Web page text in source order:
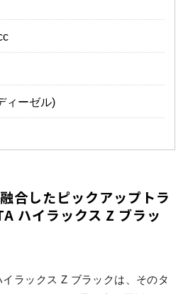
ィーゼル)
合したピックアップトラ
ハイラックス Z ブラッ
ラックス Z ブラックは、そのタ